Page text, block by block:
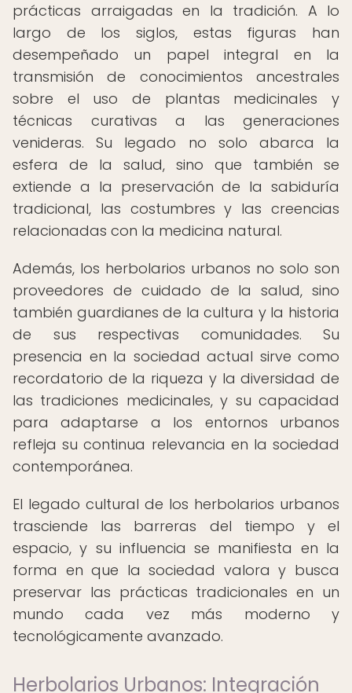
prácticas arraigadas en la tradición. A lo
largo de los siglos, estas figuras han
desempeñado un papel integral en la
transmisión de conocimientos ancestrales
sobre el uso de plantas medicinales y
técnicas curativas a las generaciones
venideras. Su legado no solo abarca la
esfera de la salud, sino que también se
extiende a la preservación de la sabiduría
tradicional, las costumbres y las creencias
relacionadas con la medicina natural.
Además, los herbolarios urbanos no solo son
proveedores de cuidado de la salud, sino
también guardianes de la cultura y la historia
de sus respectivas comunidades. Su
presencia en la sociedad actual sirve como
recordatorio de la riqueza y la diversidad de
las tradiciones medicinales, y su capacidad
para adaptarse a los entornos urbanos
refleja su continua relevancia en la sociedad
contemporánea.
El legado cultural de los herbolarios urbanos
trasciende las barreras del tiempo y el
espacio, y su influencia se manifiesta en la
forma en que la sociedad valora y busca
preservar las prácticas tradicionales en un
mundo cada vez más moderno y
tecnológicamente avanzado.
Herbolarios Urbanos: Integración